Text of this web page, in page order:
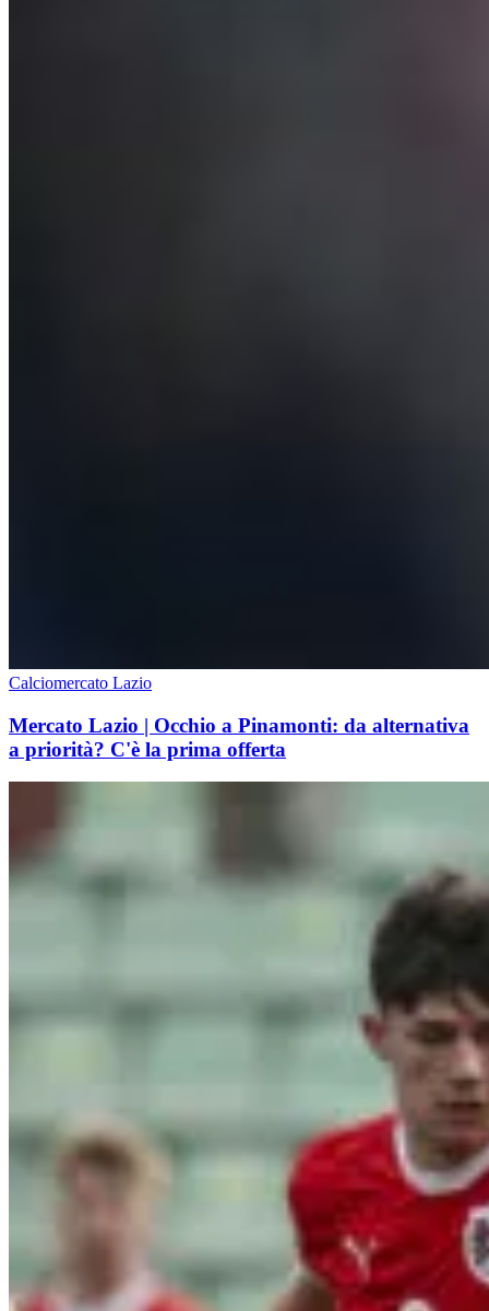
Calciomercato Lazio
Mercato Lazio | Occhio a Pinamonti: da alternativa
a priorità? C'è la prima offerta